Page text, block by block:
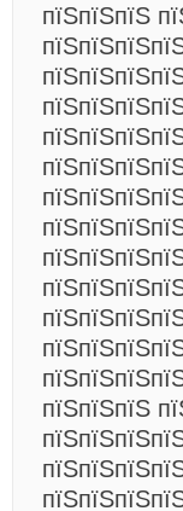
пїЅпїЅпїЅ
пїЅпїЅпїЅ